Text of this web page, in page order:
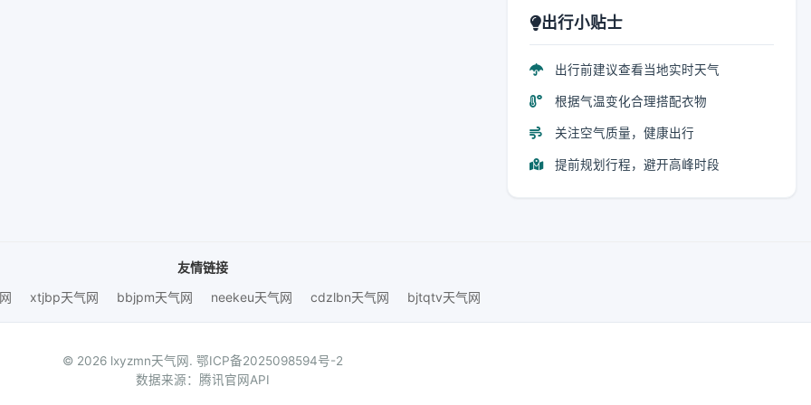
出行小贴士
出行前建议查看当地实时天气
根据气温变化合理搭配衣物
关注空气质量，健康出行
提前规划行程，避开高峰时段
友情链接
xtjbp天气网 bbjpm天气网 neekeu天气网 cdzlbn天气网 bjtqtv天气网
© 2026 lxyzmn天气网. 鄂ICP备2025098594号-2
数据来源：腾讯官网API